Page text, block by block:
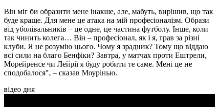
Він міг би образити мене інакше, але, мабуть, вирішив, що так
буде краще. Для мене це атака на мій професіоналізм. Образи
від уболівальників – це одне, це частина футболу. Інше, коли
так чинить колега… Він – професіонал, як і я, грав за різні
клуби. Я не розумію цього. Чому я зрадник? Тому що віддаю
всі сили на благо Бенфіки? Завтра, у матчах проти Ештрели,
Морейренсе чи Лейрії я буду робити те саме. Мені це не
сподобалося", – сказав Моурінью.
відео дня